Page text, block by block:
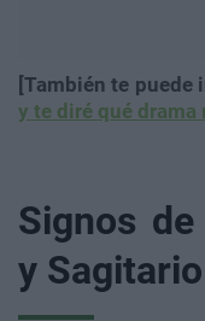
[También te puede
y te diré qué drama
Signos
y Sagitario